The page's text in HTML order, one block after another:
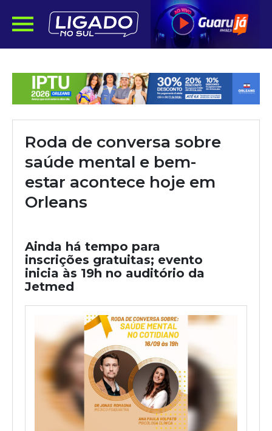
Roda de conversa sobre
saúde mental e bem-
estar acontece hoje em
Orleans
Ainda há tempo para
inscrições gratuitas; evento
inicia às 19h no auditório da
Jetmed